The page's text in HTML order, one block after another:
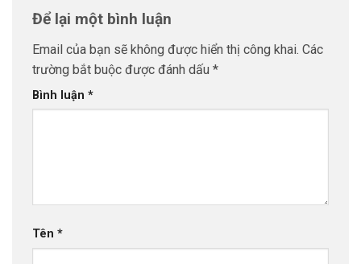
Để lại một bình luận
Email của bạn sẽ không được hiển thị công khai. Các
trường bắt buộc được đánh dấu *
Bình luận *
Tên *